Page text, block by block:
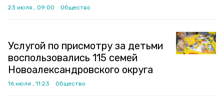
23 июля , 09:00 Общество
Услугой по присмотру за детьми
воспользовались 115 семей
Новоалександровского округа
16 июля , 11:23 Общество